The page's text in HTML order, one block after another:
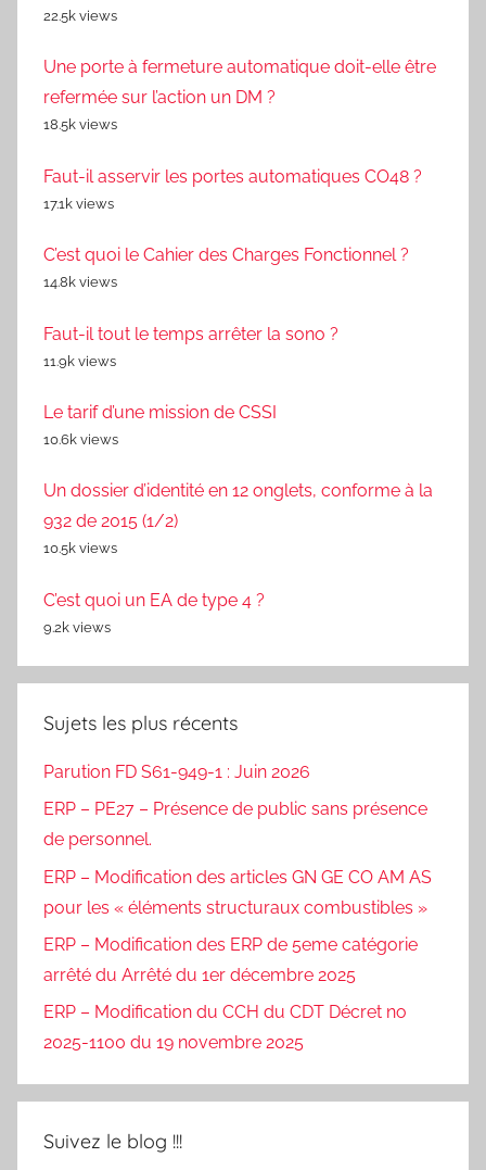
22.5k views
Une porte à fermeture automatique doit-elle être
refermée sur l’action un DM ?
18.5k views
Faut-il asservir les portes automatiques CO48 ?
17.1k views
C’est quoi le Cahier des Charges Fonctionnel ?
14.8k views
Faut-il tout le temps arrêter la sono ?
11.9k views
Le tarif d’une mission de CSSI
10.6k views
Un dossier d’identité en 12 onglets, conforme à la
932 de 2015 (1/2)
10.5k views
C’est quoi un EA de type 4 ?
9.2k views
Sujets les plus récents
Parution FD S61-949-1 : Juin 2026
ERP – PE27 – Présence de public sans présence
de personnel.
ERP – Modification des articles GN GE CO AM AS
pour les « éléments structuraux combustibles »
ERP – Modification des ERP de 5eme catégorie
arrêté du Arrêté du 1er décembre 2025
ERP – Modification du CCH du CDT Décret no
2025-1100 du 19 novembre 2025
Suivez le blog !!!